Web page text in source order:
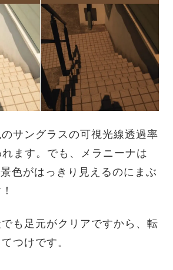
サングラスの可視光線透過率
ます。でも、メラニーナは
色がはっきり見えるのにまぶ
も足元がクリアですから、転
つけです。